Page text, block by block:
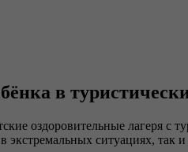
в
оздоровительные лагеря
экстремальных ситуациях, так